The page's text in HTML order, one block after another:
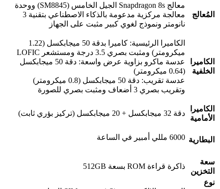
معالج Snapdragon 8s الجيل الخامس (SM8845) ووحدة
معالجة مركزية مدعومة بالذكاء الاصطناعي بتقنية 3
نانومتر ونموذج لغوي كبير مثبت على الجهاز
الكاميرا الرئيسية: كاميرا بدقة 50 ميجابكسل (1.22
ميكرومتر) ومثبت بصري 3.5 درجة ومستشعر LOFIC
عدسة ماكرو بزاوية عرض واسعة: دقة 50 ميجابكسل
(0.64 ميكرومتر)
عدسة تقريب: دقة 50 ميجابكسل (0.8 ميكرومتر)
وتقريب بصري 3 أضعاف ومثبت بصري للصورة
دقة 32 ميجابكسل + 20 ميجابكسل (تركيز بؤري ثابت)
6000 مللي أمبير في الساعة
ذاكرة قراءة ROM بسعة 512GB